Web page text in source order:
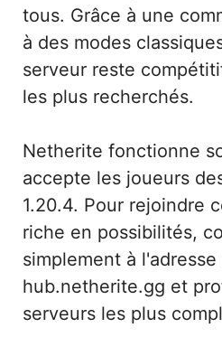
tous. Grâce à une
à des modes
serveur reste
les plus recherchés.
Netherite fonctionne
accepte les joueurs
1.20.4. Pour rejoindre
riche en possibilités,
simplement à l'adresse
hub.netherite.gg et
serveurs les plus